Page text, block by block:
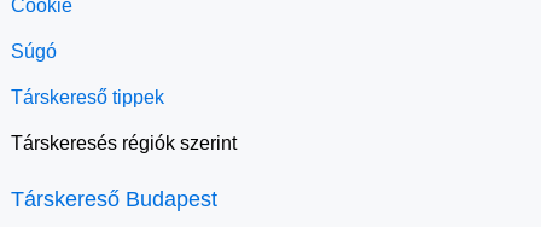
Cookie
Súgó
Társkereső tippek
Társkeresés régiók szerint
Társkereső Budapest